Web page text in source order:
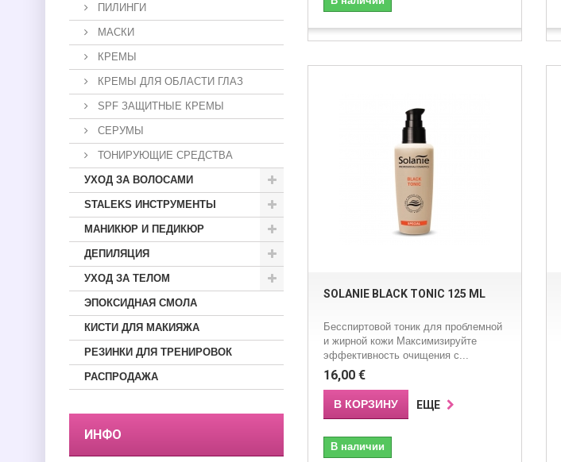
ПИЛИНГИ
МАСКИ
КРЕМЫ
КРЕМЫ ДЛЯ ОБЛАСТИ ГЛАЗ
SPF ЗАЩИТНЫЕ КРЕМЫ
СЕРУМЫ
ТОНИРУЮЩИЕ СРЕДСТВА
УХОД ЗА ВОЛОСАМИ
STALEKS ИНСТРУМЕНТЫ
МАНИКЮР И ПЕДИКЮР
ДЕПИЛЯЦИЯ
УХОД ЗА ТЕЛОМ
ЭПОКСИДНАЯ СМОЛА
КИСТИ ДЛЯ МАКИЯЖА
РЕЗИНКИ ДЛЯ ТРЕНИРОВОК
РАСПРОДАЖА
ИНФО
SOLANIE BLACK TONIC 125 ML
Бесспиртовой тоник для проблемной
и жирной кожи Максимизируйте
эффективность очищения с...
16,00 €
В КОРЗИНУ ЕЩЕ
В наличии